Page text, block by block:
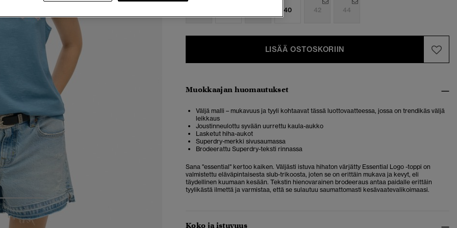
4
40 42 44
LISÄÄ OSTOSKORIIN
Muokkaajan huomautukset
Väljä malli – mukavuus ja tyyli kohtaavat tässä luottovaatteessa, jossa on trendikäs väljä
leikkaus
Joustinneulottu syvään uurrettu kaula-aukko
Lasketut hiha-aukot
Superdry-merkki sivusaumassa
Brodeerattu Superdry-teksti rinnassa
Sana "essential" kertoo kaiken. Väljästi istuva hihaton värjätty Essential Logo -toppi on
valmistettu eläväpintaisesta slub-trikoosta, joten se on erittäin mukava ja kevyt, eli
täydellinen kuumaan kesään. Tekstin hienovarainen brodeeraus antaa paidalle erittäin
tyylikästä ilmettä ja varmistaa, että se sulautuu saumattomasti kesävaatevalikoimaasi.
Koko ja istuvuus